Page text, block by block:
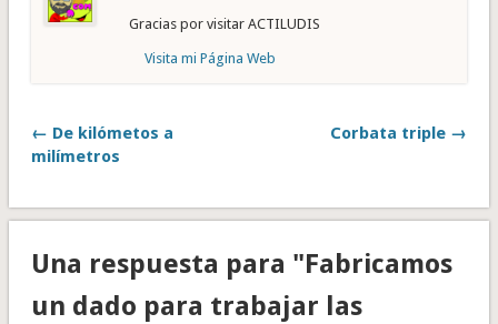
Gracias por visitar ACTILUDIS
Visita mi Página Web
← De kilómetos a
milímetros
Corbata triple →
Una respuesta para "Fabricamos
un dado para trabajar las